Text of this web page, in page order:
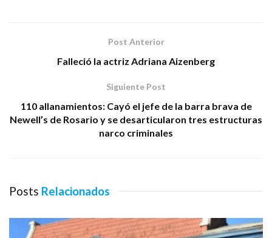
Post Anterior
Falleció la actriz Adriana Aizenberg
Siguiente Post
110 allanamientos: Cayó el jefe de la barra brava de
Newell’s de Rosario y se desarticularon tres estructuras
narco criminales
Posts Relacionados